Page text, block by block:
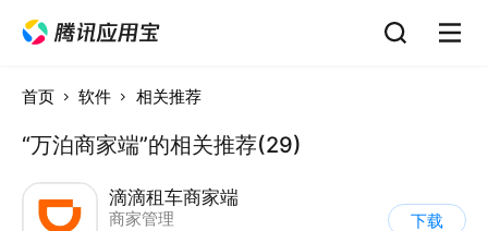
首页 软件 相关推荐
“万泊商家端”的相关推荐(29)
滴滴租车商家端
商家管理
下载